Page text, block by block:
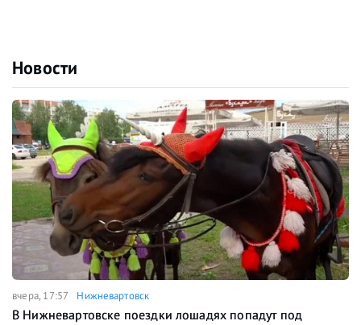
Новости
вчера, 17:57 Нижневартовск
В Нижневартовске поездки лошадях попадут под